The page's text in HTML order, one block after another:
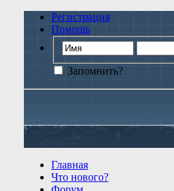
Регистрация
Помощь
Запомнить?
Главная
Что нового?